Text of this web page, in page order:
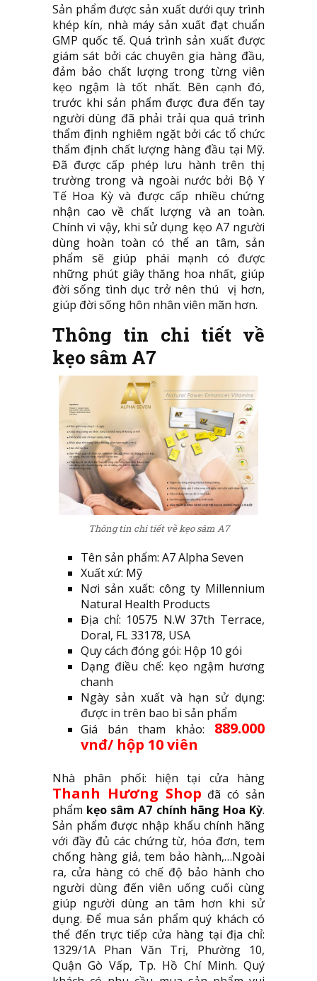
Sản phẩm được sản xuất dưới quy trình
khép kín, nhà máy sản xuất đạt chuẩn
GMP quốc tế. Quá trình sản xuất được
giám sát bởi các chuyên gia hàng đầu,
đảm bảo chất lượng trong từng viên
kẹo ngậm là tốt nhất. Bên cạnh đó,
trước khi sản phẩm được đưa đến tay
người dùng đã phải trải qua quá trình
thẩm định nghiêm ngặt bởi các tổ chức
thẩm định chất lượng hàng đầu tại Mỹ.
Đã được cấp phép lưu hành trên thị
trường trong và ngoài nước bởi Bộ Y
Tế Hoa Kỳ và được cấp nhiều chứng
nhận cao về chất lượng và an toàn.
Chính vì vậy, khi sử dụng kẹo A7 người
dùng hoàn toàn có thể an tâm, sản
phẩm sẽ giúp phái mạnh có được
những phút giây thăng hoa nhất, giúp
đời sống tình dục trở nên thú vị hơn,
giúp đời sống hôn nhân viên mãn hơn.
Thông tin chi tiết về
kẹo sâm A7
Thông tin chi tiết về kẹo sâm A7
Tên sản phẩm: A7 Alpha Seven
Xuất xứ: Mỹ
Nơi sản xuất: công ty Millennium
Natural Health Products
Địa chỉ: 10575 N.W 37th Terrace,
Doral, FL 33178, USA
Quy cách đóng gói: Hộp 10 gói
Dạng điều chế: kẹo ngậm hương
chanh
Ngày sản xuất và hạn sử dụng:
được in trên bao bì sản phẩm
Giá bán tham khảo: 889.000
vnđ/ hộp 10 viên
Nhà phân phối: hiện tại cửa hàng
Thanh Hương Shop đã có sản
phẩm kẹo sâm A7 chính hãng Hoa Kỳ.
Sản phẩm được nhập khẩu chính hãng
với đầy đủ các chứng từ, hóa đơn, tem
chống hàng giả, tem bảo hành,…Ngoài
ra, cửa hàng có chế độ bảo hành cho
người dùng đến viên uống cuối cùng
giúp người dùng an tâm hơn khi sử
dụng. Để mua sản phẩm quý khách có
thể đến trực tiếp cửa hàng tại địa chỉ:
1329/1A Phan Văn Trị, Phường 10,
Quận Gò Vấp, Tp. Hồ Chí Minh. Quý